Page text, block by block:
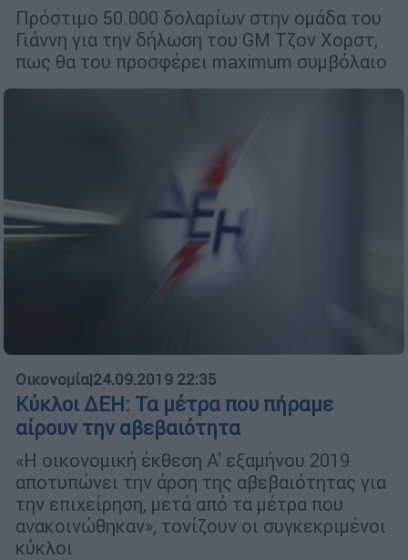
Πρόστιμο 50.000 δολαρίων στην ομάδα του
Γιάννη για την δήλωση του GM Τζον Χορστ,
πως θα του προσφέρει maximum συμβόλαιο
Οικονομία|24.09.2019 22:35
Κύκλοι ΔΕΗ: Τα μέτρα που πήραμε
αίρουν την αβεβαιότητα
«Η οικονομική έκθεση Α' εξαμήνου 2019
αποτυπώνει την άρση της αβεβαιότητας για
την επιχείρηση, μετά από τα μέτρα που
ανακοινώθηκαν», τονίζουν οι συγκεκριμένοι
κύκλοι